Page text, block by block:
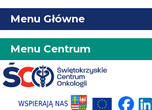
Menu Główne
Menu Centrum